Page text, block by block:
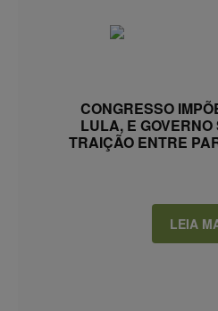
CONGRESSO
LULA, E
TRAIÇÃO ENTRE
LEIA